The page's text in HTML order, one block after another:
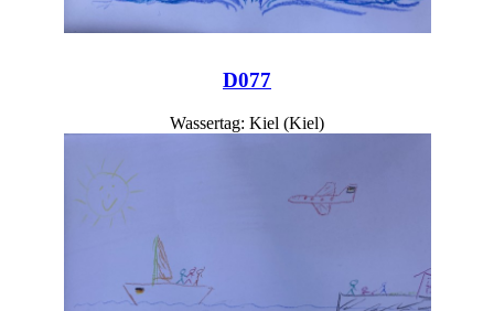
D077
Wassertag: Kiel (Kiel)